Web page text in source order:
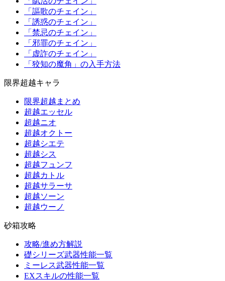
「謳歌のチェイン」
「誘惑のチェイン」
「禁忌のチェイン」
「邪罪のチェイン」
「虚詐のチェイン」
「狡知の魔角」の入手方法
限界超越キャラ
限界超越まとめ
超越エッセル
超越ニオ
超越オクトー
超越シエテ
超越シス
超越フュンフ
超越カトル
超越サラーサ
超越ソーン
超越ウーノ
砂箱攻略
攻略/進め方解説
礎シリーズ武器性能一覧
ミーレス武器性能一覧
EXスキルの性能一覧